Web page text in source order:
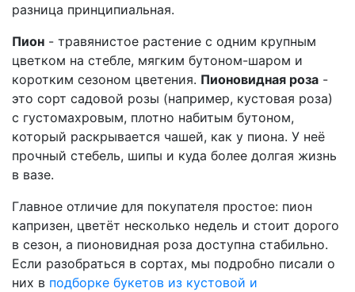
разница принципиальная.
Пион - травянистое растение с одним крупным
цветком на стебле, мягким бутоном-шаром и
коротким сезоном цветения. Пионовидная роза -
это сорт садовой розы (например, кустовая роза)
с густомахровым, плотно набитым бутоном,
который раскрывается чашей, как у пиона. У неё
прочный стебель, шипы и куда более долгая жизнь
в вазе.
Главное отличие для покупателя простое: пион
капризен, цветёт несколько недель и стоит дорого
в сезон, а пионовидная роза доступна стабильно.
Если разобраться в сортах, мы подробно писали о
них в подборке букетов из кустовой и